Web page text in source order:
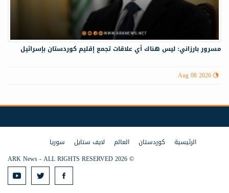
مسرور بارزاني: ليس هناك أي علاقات تجمع إقليم كوردستان بإسرائيل
Aug 08 2026
الرئيسية كوردستان العالم لايف ستايل
سوريا
© 2026 ARK News - ALL RIGHTS RESERVED